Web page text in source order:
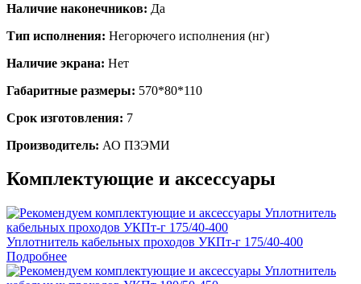
Наличие наконечников: Да
Тип исполнения: Негорючего исполнения (нг)
Наличие экрана: Нет
Габаритные размеры: 570*80*110
Срок изготовления: 7
Производитель: АО ПЗЭМИ
Комплектующие и аксессуары
Уплотнитель кабельных проходов УКПт-г 175/40-400
Подробнее